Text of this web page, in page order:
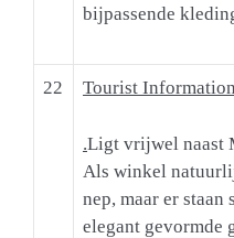
bijpassende
22 Tourist Information
.Ligt vrijwel naast
Als winkel
nep, maar er staan
elegant gevormde